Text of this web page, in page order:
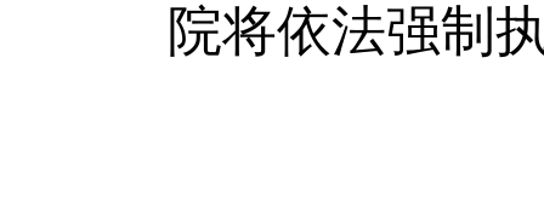
院将依法强制